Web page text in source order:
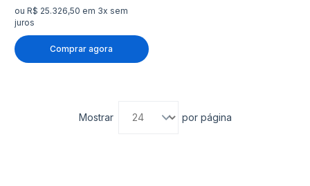
ou R$ 25.326,50 em 3x sem
juros
Comprar agora
Mostrar por página